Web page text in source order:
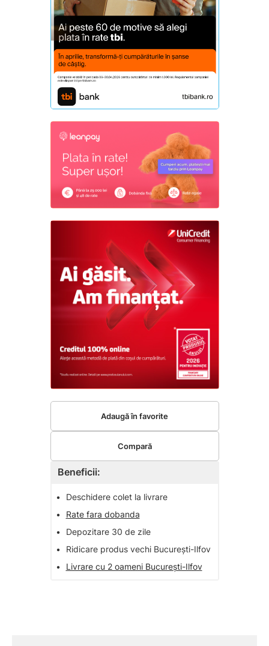
Beneficii:
•
Deschidere colet la livrare
•
Rate fara dobanda
•
Depozitare 30 de zile
•
Ridicare produs vechi București-Ilfov
•
Livrare cu 2 oameni București-Ilfov
Adaugă în favorite
Compară